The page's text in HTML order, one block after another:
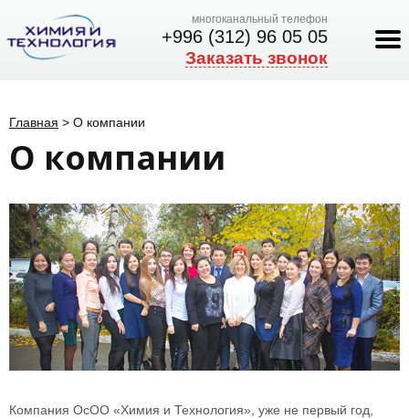
многоканальный телефон
+996 (312) 96 05 05
Заказать звонок
Главная > О компании
О компании
Компания ОсОО «Химия и Технология», уже не первый год,